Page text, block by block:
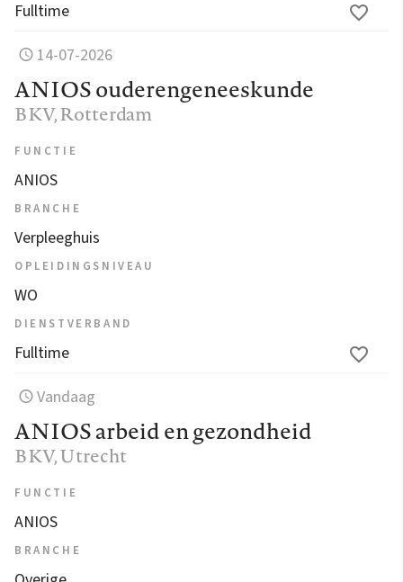
Fulltime
14-07-2026
ANIOS ouderengeneeskunde
BKV, Rotterdam
FUNCTIE
ANIOS
BRANCHE
Verpleeghuis
OPLEIDINGSNIVEAU
WO
DIENSTVERBAND
Fulltime
Vandaag
ANIOS arbeid en gezondheid
BKV, Utrecht
FUNCTIE
ANIOS
BRANCHE